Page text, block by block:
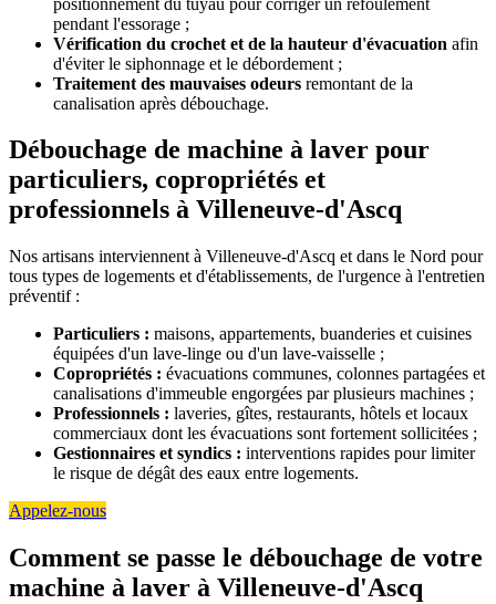
pendant l'essorage ;
Vérification du crochet et de la hauteur d'évacuation afin
d'éviter le siphonnage et le débordement ;
Traitement des mauvaises odeurs remontant de la
canalisation après débouchage.
Débouchage de machine à laver pour
particuliers, copropriétés et
professionnels à Villeneuve-d'Ascq
Nos artisans interviennent à Villeneuve-d'Ascq et dans le Nord pour
tous types de logements et d'établissements, de l'urgence à l'entretien
préventif :
Particuliers : maisons, appartements, buanderies et cuisines
équipées d'un lave-linge ou d'un lave-vaisselle ;
Copropriétés : évacuations communes, colonnes partagées et
canalisations d'immeuble engorgées par plusieurs machines ;
Professionnels : laveries, gîtes, restaurants, hôtels et locaux
commerciaux dont les évacuations sont fortement sollicitées ;
Gestionnaires et syndics : interventions rapides pour limiter
le risque de dégât des eaux entre logements.
Appelez-nous
Comment se passe le débouchage de votre
machine à laver à Villeneuve-d'Ascq